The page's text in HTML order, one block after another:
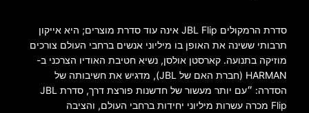
סדרת הרמקולים JBL Flip אינה עוד סדרת מוצרים; היא אייקון
תרבותי ששינה את האופן בו מיליוני אנשים ברחבי העולם צורכים
מוזיקה בתנועה. קארסטן אולסן, נשיא חטיבת האודיו הצרכני ב-
HARMAN (חברת האם של JBL), מדגיש את חשיבותה של
הסדרה: ״עם יותר מעשור של חדשנות פורצת דרך, סדרת JBL
Flip מכרה עשרות מיליוני יחידות ברחבי העולם, והציבה